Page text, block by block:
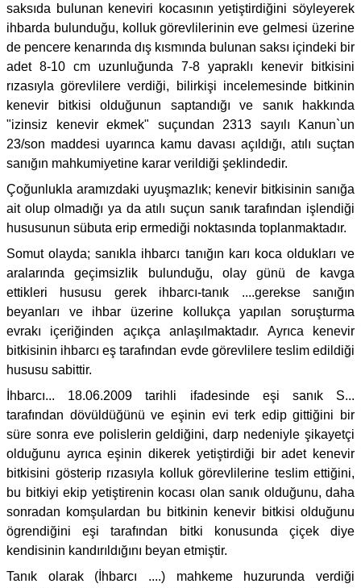
saksıda bulunan keneviri kocasının yetiştirdiğini söyleyerek
ihbarda bulunduğu, kolluk görevlilerinin eve gelmesi üzerine
de pencere kenarında dış kısmında bulunan saksı içindeki bir
adet 8-10 cm uzunluğunda 7-8 yapraklı kenevir bitkisini
rızasıyla görevlilere verdiği, bilirkişi incelemesinde bitkinin
kenevir bitkisi olduğunun saptandığı ve sanık hakkında
"izinsiz kenevir ekmek" suçundan 2313 sayılı Kanun`un
23/son maddesi uyarınca kamu davası açıldığı, atılı suçtan
sanığın mahkumiyetine karar verildiği şeklindedir.
Çoğunlukla aramızdaki uyuşmazlık; kenevir bitkisinin sanığa
ait olup olmadığı ya da atılı suçun sanık tarafından işlendiği
hususunun sübuta erip ermediği noktasında toplanmaktadır.
Somut olayda; sanıkla ihbarcı tanığın karı koca oldukları ve
aralarında geçimsizlik bulunduğu, olay günü de kavga
ettikleri hususu gerek ihbarcı-tanık ....gerekse sanığın
beyanları ve ihbar üzerine kollukça yapılan soruşturma
evrakı içeriğinden açıkça anlaşılmaktadır. Ayrıca kenevir
bitkisinin ihbarcı eş tarafından evde görevlilere teslim edildiği
hususu sabittir.
İhbarcı... 18.06.2009 tarihli ifadesinde eşi sanık S...
tarafından dövüldüğünü ve eşinin evi terk edip gittiğini bir
süre sonra eve polislerin geldiğini, darp nedeniyle şikayetçi
olduğunu ayrıca eşinin dikerek yetiştirdiği bir adet kenevir
bitkisini gösterip rızasıyla kolluk görevlilerine teslim ettiğini,
bu bitkiyi ekip yetiştirenin kocası olan sanık olduğunu, daha
sonradan komşulardan bu bitkinin kenevir bitkisi olduğunu
ögrendiğini eşi tarafından bitki konusunda çiçek diye
kendisinin kandırıldığını beyan etmiştir.
Tanık olarak (İhbarcı ....) mahkeme huzurunda verdiği